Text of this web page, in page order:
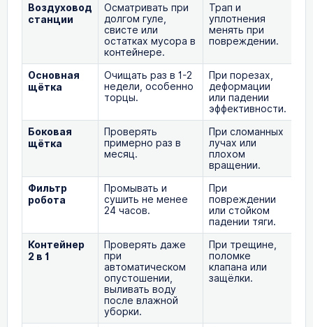
Воздуховод
станции
Осматривать при
долгом гуле,
свисте или
остатках мусора в
контейнере.
Трап и
уплотнения
менять при
повреждении.
Основная
щётка
Очищать раз в 1-2
недели, особенно
торцы.
При порезах,
деформации
или падении
эффективности.
Боковая
щётка
Проверять
примерно раз в
месяц.
При сломанных
лучах или
плохом
вращении.
Фильтр
робота
Промывать и
сушить не менее
24 часов.
При
повреждении
или стойком
падении тяги.
Контейнер
2 в 1
Проверять даже
при
автоматическом
опустошении,
выливать воду
после влажной
уборки.
При трещине,
поломке
клапана или
защёлки.